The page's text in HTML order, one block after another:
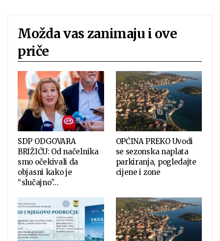
Možda vas zanimaju i ove
priče
SDP ODGOVARA
BRIŽIĆU: Od načelnika
smo očekivali da
objasni kako je
“slučajno”…
OPĆINA PREKO Uvodi
se sezonska naplata
parkiranja, pogledajte
cijene i zone